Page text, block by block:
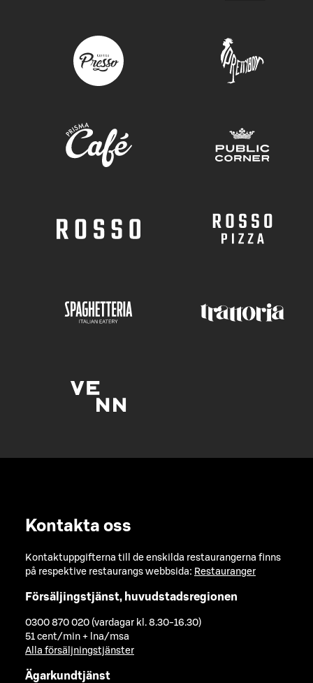
Kontakta oss
Kontaktuppgifterna till de enskilda restaurangerna finns
på respektive restaurangs webbsida: Restauranger
Försäljingstjänst, huvudstadsregionen
0300 870 020 (vardagar kl. 8.30-16.30)
51 cent/min + lna/msa
Alla försäljningstjänster
Ägarkundtjänst